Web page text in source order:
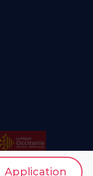
Application